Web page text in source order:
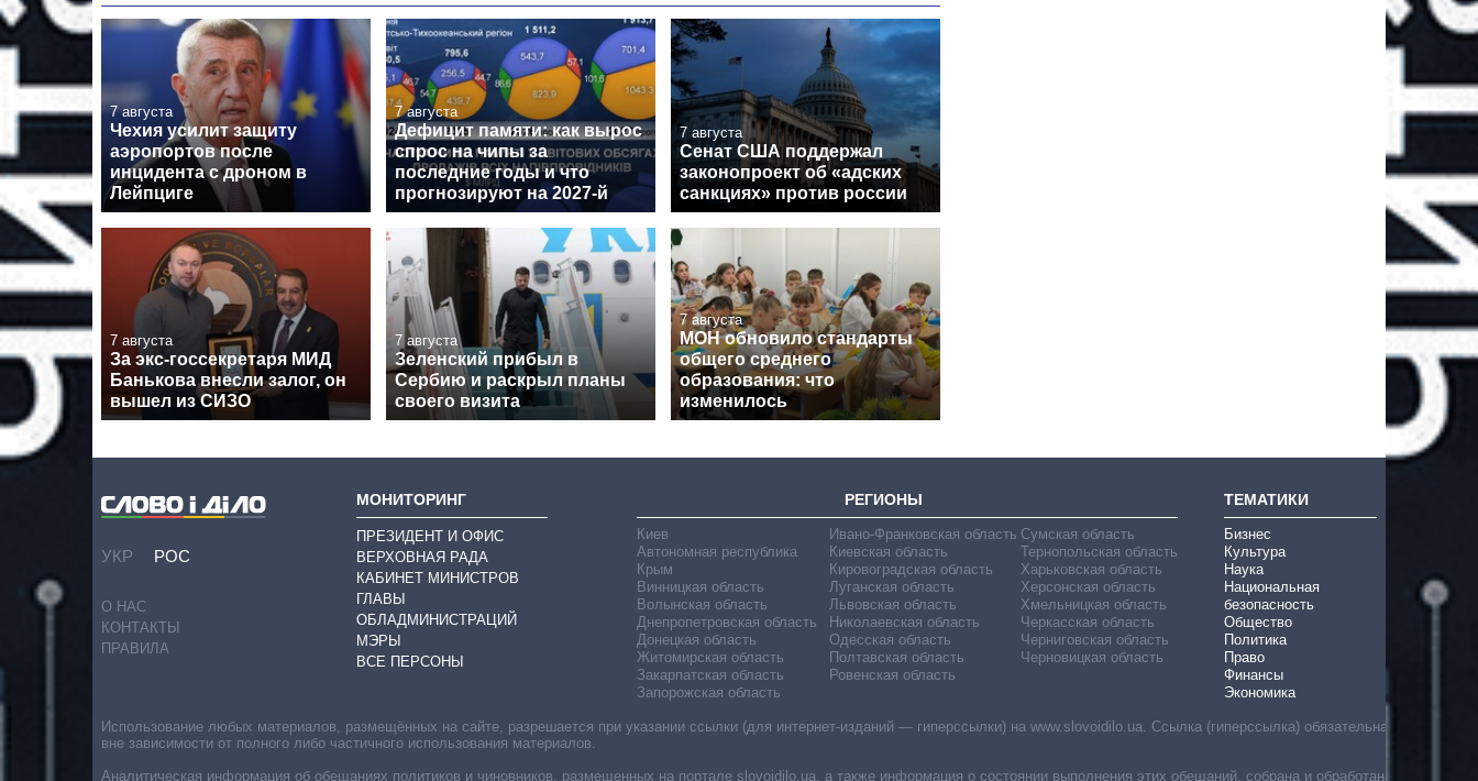
7 августа
Чехия усилит защиту
аэропортов после
инцидента с дроном в
Лейпциге
7 августа
Дефицит памяти: как вырос
спрос на чипы за
последние годы и что
прогнозируют на 2027-й
7 августа
Сенат США поддержал
законопроект об «адских
санкциях» против россии
7 августа
За экс-госсекретаря МИД
Банькова внесли залог, он
вышел из СИЗО
7 августа
Зеленский прибыл в
Сербию и раскрыл планы
своего визита
7 августа
МОН обновило стандарты
общего среднего
образования: что
изменилось
УКР РОС
О НАС
КОНТАКТЫ
ПРАВИЛА
МОНИТОРИНГ
ПРЕЗИДЕНТ И ОФИС
ВЕРХОВНАЯ РАДА
КАБИНЕТ МИНИСТРОВ
ГЛАВЫ
ОБЛАДМИНИСТРАЦИЙ
МЭРЫ
ВСЕ ПЕРСОНЫ
РЕГИОНЫ
Киев
Автономная республика
Крым
Винницкая область
Волынская область
Днепропетровская область
Донецкая область
Житомирская область
Закарпатская область
Запорожская область
Ивано-Франковская область
Киевская область
Кировоградская область
Луганская область
Львовская область
Николаевская область
Одесская область
Полтавская область
Ровенская область
Сумская область
Тернопольская область
Харьковская область
Херсонская область
Хмельницкая область
Черкасская область
Черниговская область
Черновицкая область
ТЕМАТИКИ
Бизнес
Культура
Наука
Национальная
безопасность
Общество
Политика
Право
Финансы
Экономика
Использование любых материалов, размещённых на сайте, разрешается при указании ссылки (для интернет-изданий — гиперссылки) на www.slovoidilo.ua. Ссылка (гиперссылка) обязательна
вне зависимости от полного либо частичного использования материалов.
Аналитическая информация об обещаниях политиков и чиновников, размещенных на портале slovoidilo.ua, а также информация о состоянии выполнения этих обещаний, собрана и обработана